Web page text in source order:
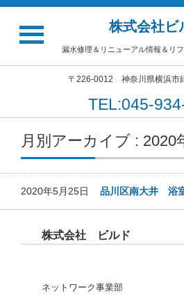
株式会社ビ
漏水修理＆リニューアル情報＆リ
〒226-0012 神奈川県横浜市
TEL:045-
月別アーカイブ : 2020
2020年5月25日 品川区南大井 浴
株式会社 ビルド
ネットワーク事業部